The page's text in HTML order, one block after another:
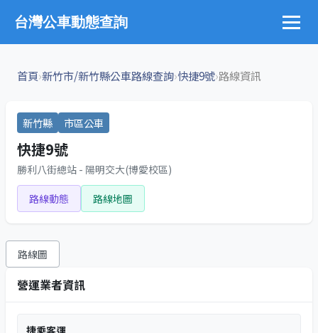
台灣公車動態查詢
首頁›新竹市/新竹縣公車路線查詢›快捷9號›路線資訊
新竹縣 市區公車
快捷9號
勝利八街總站 - 陽明交大(博愛校區)
路線動態 路線地圖
路線圖
營運業者資訊
捷乘客運